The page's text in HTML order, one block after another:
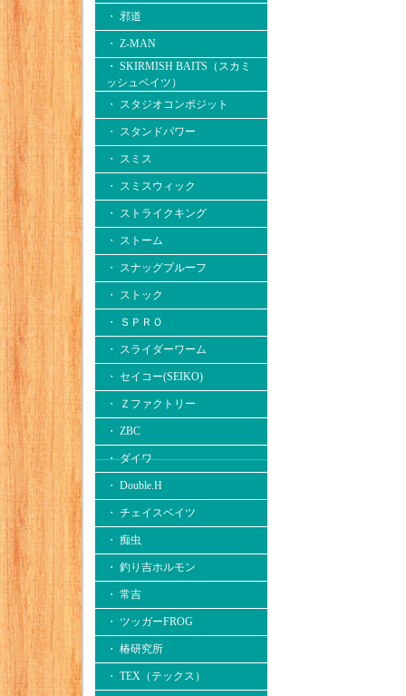
・ 邪道
・ Z-MAN
・ SKIRMISH BAITS（スカミ
ッシュベイツ）
・ スタジオコンポジット
・ スタンドパワー
・ スミス
・ スミスウィック
・ ストライクキング
・ ストーム
・ スナッグプルーフ
・ ストック
・ ＳＰＲＯ
・ スライダーワーム
・ セイコー(SEIKO)
・ Ｚファクトリー
・ ZBC
・ ダイワ
・ Double.H
・ チェイスベイツ
・ 痴虫
・ 釣り吉ホルモン
・ 常吉
・ ツッガーFROG
・ 椿研究所
・ TEX（テックス）